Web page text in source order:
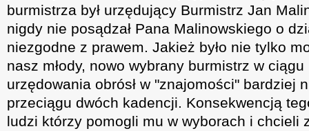
burmistrza był urzędujący Burmistrz Jan
nigdy nie posądzał Pana Malinowskiego o
niezgodne z prawem. Jakież było nie tylko
nasz młody, nowo wybrany burmistrz w ciągu
urzędowania obrósł w "znajomości" bardziej
przeciągu dwóch kadencji. Konsekwencją
ludzi którzy pomogli mu w wyborach i chcieli